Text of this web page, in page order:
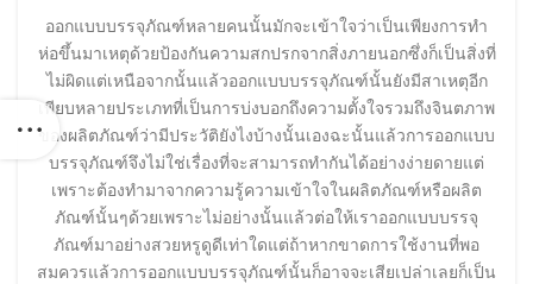
ออกแบบบรรจุภัณฑ์หลายคนนั้นมักจะเข้าใจว่าเป็นเพียงการทำ
ห่อขึ้นมาเหตุด้วยป้องกันความสกปรกจากสิ่งภายนอกซึ่งก็เป็นสิ่งที่
ไม่ผิดแต่เหนือจากนั้นแล้วออกแบบบรรจุภัณฑ์นั้นยังมีสาเหตุอีก
เพียบหลายประเภทที่เป็นการบ่งบอกถึงความตั้งใจรวมถึงจินตภาพ
ของผลิตภัณฑ์ว่ามีประวัติยังไงบ้างนั้นเองฉะนั้นแล้วการออกแบบ
บรรจุภัณฑ์จึงไม่ใช่เรื่องที่จะสามารถทำกันได้อย่างง่ายดายแต่
เพราะต้องทำมาจากความรู้ความเข้าใจในผลิตภัณฑ์หรือผลิต
ภัณฑ์นั้นๆด้วยเพราะไม่อย่างนั้นแล้วต่อให้เราออกแบบบรรจุ
ภัณฑ์มาอย่างสวยหรูดูดีเท่าใดแต่ถ้าหากขาดการใช้งานที่พอ
สมควรแล้วการออกแบบบรรจุภัณฑ์นั้นก็อาจจะเสียเปล่าเลยก็เป็น